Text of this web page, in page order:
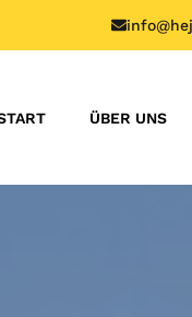
ÜBER UNS